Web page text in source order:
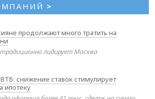
>
продолжают много тратить на
лидирует Москва
снижение ставок стимулирует
ипотеку